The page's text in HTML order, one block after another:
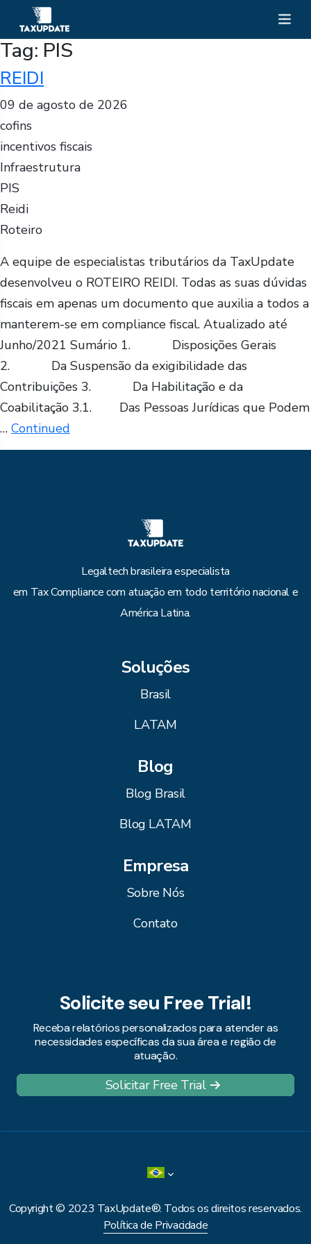
Tag: PIS
REIDI
09 de agosto de 2026
cofins
incentivos fiscais
Infraestrutura
PIS
Reidi
Roteiro
A equipe de especialistas tributários da TaxUpdate
desenvolveu o ROTEIRO REIDI. Todas as suas dúvidas
fiscais em apenas um documento que auxilia a todos a
manterem-se em compliance fiscal. Atualizado até
Junho/2021 Sumário 1. Disposições Gerais
2. Da Suspensão da exigibilidade das
Contribuições 3. Da Habilitação e da
Coabilitação 3.1. Das Pessoas Jurídicas que Podem
… Continued
Legaltech brasileira especialista
em Tax Compliance com atuação em todo território nacional e
América Latina.
Soluções
Brasil
LATAM
Blog
Blog Brasil
Blog LATAM
Empresa
Sobre Nós
Contato
Solicite seu Free Trial!
Receba relatórios personalizados para atender as
necessidades específicas da sua área e região de
atuação.
Solicitar Free Trial
Copyright © 2023 TaxUpdate®. Todos os direitos reservados.
Política de Privacidade